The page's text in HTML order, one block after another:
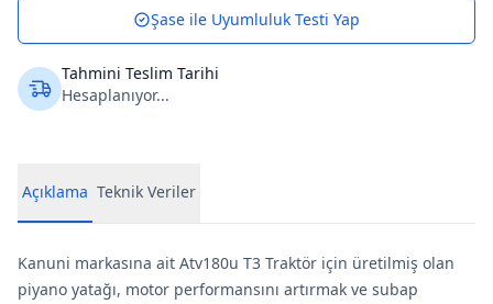
Şase ile Uyumluluk Testi Yap
Tahmini Teslim Tarihi
Hesaplanıyor...
Açıklama Teknik Veriler
Kanuni markasına ait Atv180u T3 Traktör için üretilmiş olan
piyano yatağı, motor performansını artırmak ve subap